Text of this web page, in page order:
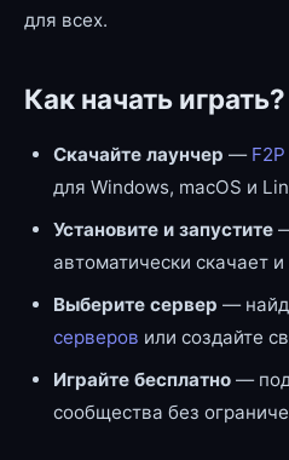
для всех.
Как начать играть?
Скачайте лаунчер —
для Windows, macOS и
Установите и запустите
автоматически скачает и
Выберите сервер —
серверов или создайте
Играйте бесплатно —
сообщества без